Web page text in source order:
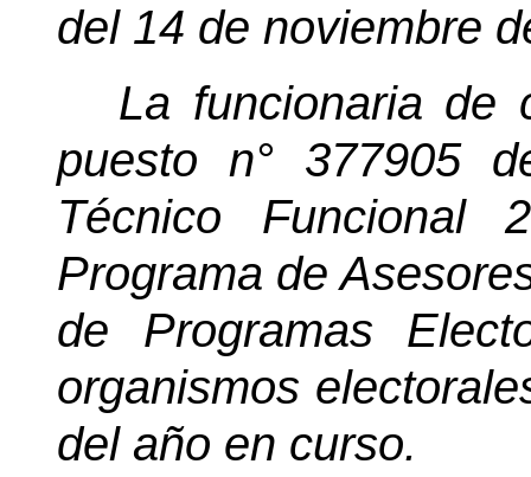
del 14 de noviembre
La funcionaria de
puesto n° 377905
Técnico Funcional
Programa de
de Programas
organismos
del año en curso.